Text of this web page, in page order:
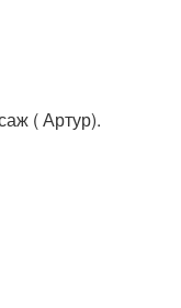
( Артур).